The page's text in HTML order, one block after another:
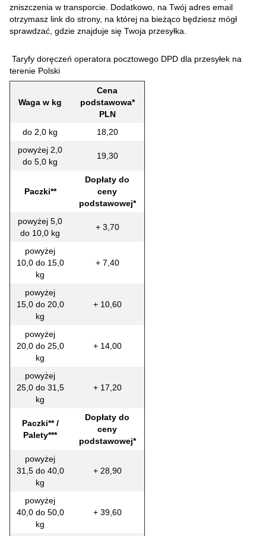
zniszczenia w transporcie. Dodatkowo, na Twój adres email
otrzymasz link do strony, na której na bieżąco będziesz mógł
sprawdzać, gdzie znajduje się Twoja przesyłka.
Taryfy doręczeń operatora pocztowego DPD dla przesyłek na
terenie Polski
Waga w kg
Cena
podstawowa*
PLN
do 2,0 kg
18,20
powyżej 2,0
do 5,0 kg
19,30
Paczki**
Dopłaty do
ceny
podstawowej*
powyżej 5,0
do 10,0 kg
+ 3,70
powyżej
10,0 do 15,0
kg
+ 7,40
powyżej
15,0 do 20,0
kg
+ 10,60
powyżej
20,0 do 25,0
kg
+ 14,00
powyżej
25,0 do 31,5
kg
+ 17,20
Paczki** /
Palety***
Dopłaty do
ceny
podstawowej*
powyżej
31,5 do 40,0
kg
+ 28,90
powyżej
40,0 do 50,0
kg
+ 39,60